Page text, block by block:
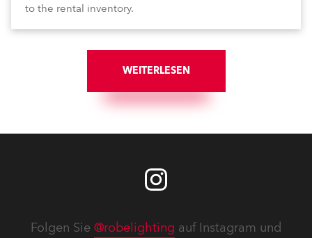
to the rental inventory.
WEITERLESEN
Folgen Sie @robelighting auf Instagram und